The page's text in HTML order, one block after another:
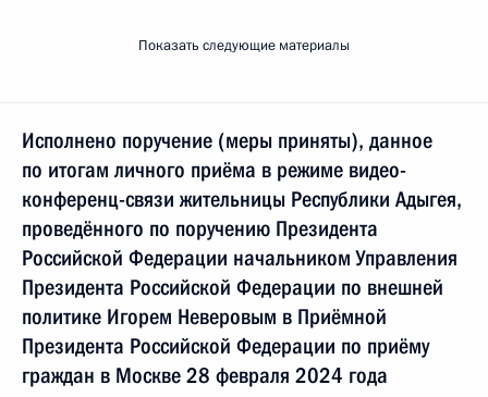
Показать следующие материалы
Исполнено поручение (меры приняты), данное
по итогам личного приёма в режиме видео-
конференц-связи жительницы Республики Адыгея,
проведённого по поручению Президента
Российской Федерации начальником Управления
Президента Российской Федерации по внешней
политике Игорем Неверовым в Приёмной
Президента Российской Федерации по приёму
граждан в Москве 28 февраля 2024 года